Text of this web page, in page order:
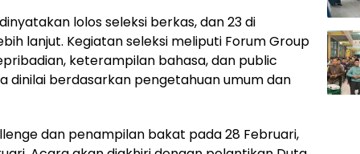
lolos seleksi berkas, dan 23 di
lanjut. Kegiatan seleksi meliputi Forum Group
keterampilan bahasa, dan public
dinilai berdasarkan pengetahuan umum dan
dan penampilan bakat pada 28 Februari,